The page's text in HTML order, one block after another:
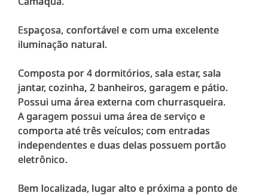
Espaçosa, confortável e com uma excelente
iluminação natural.
Composta por 4 dormitórios, sala estar, sala
jantar, cozinha, 2 banheiros, garagem e pátio.
Possui uma área externa com churrasqueira.
A garagem possui uma área de serviço e
comporta até três veículos; com entradas
independentes e duas delas possuem portão
eletrônico.
Bem localizada, lugar alto e próxima a ponto de